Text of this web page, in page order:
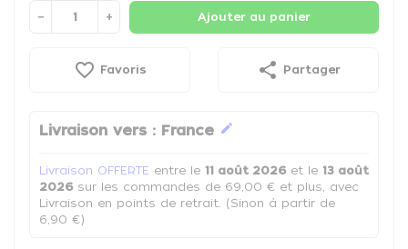
− + Ajouter au panier
favorite_border Favoris share Partager
Livraison vers : France edit
Livraison OFFERTE entre le 11 août 2026 et le 13 août
2026 sur les commandes de 69,00 € et plus, avec
Livraison en points de retrait. (Sinon à partir de
6,90 €)